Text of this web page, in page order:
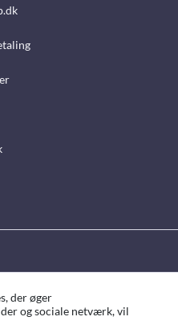
der øger
og sociale netværk, vil